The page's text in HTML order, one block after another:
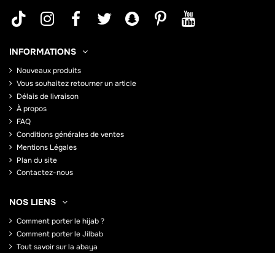
INFORMATIONS
Nouveaux produits
Vous souhaitez retourner un article
Délais de livraison
À propos
FAQ
Conditions générales de ventes
Mentions Légales
Plan du site
Contactez-nous
NOS LIENS
Comment porter le hijab ?
Comment porter le Jilbab
Tout savoir sur la abaya